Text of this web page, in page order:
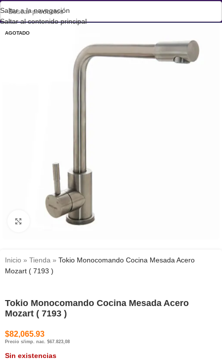
Saltar a la navegación
Saltar al contenido principal
AGOTADO
Haga clic para ampliar
Inicio » Tienda » Tokio Monocomando Cocina Mesada Acero
Mozart ( 7193 )
Tokio Monocomando Cocina Mesada Acero
Mozart ( 7193 )
$82,065.93
Precio s/imp. nac. $67.823,08
Sin existencias